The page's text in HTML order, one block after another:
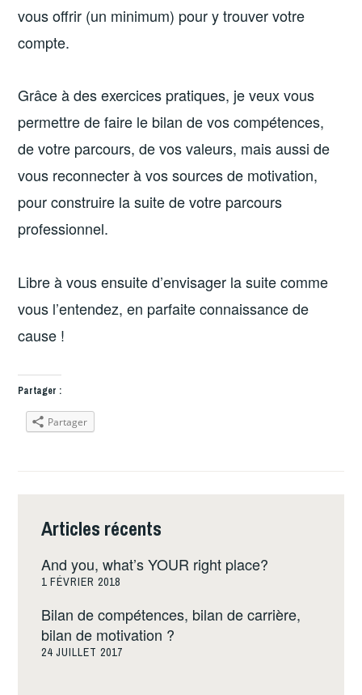
vous offrir (un minimum) pour y trouver votre
compte.
Grâce à des exercices pratiques, je veux vous
permettre de faire le bilan de vos compétences,
de votre parcours, de vos valeurs, mais aussi de
vous reconnecter à vos sources de motivation,
pour construire la suite de votre parcours
professionnel.
Libre à vous ensuite d’envisager la suite comme
vous l’entendez, en parfaite connaissance de
cause !
Partager :
Partager
Articles récents
And you, what’s YOUR right place?
1 FÉVRIER 2018
Bilan de compétences, bilan de carrière,
bilan de motivation ?
24 JUILLET 2017